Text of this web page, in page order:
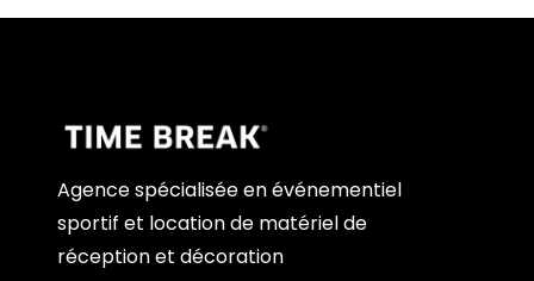
Agence spécialisée en événementiel
sportif et location de matériel de
réception et décoration